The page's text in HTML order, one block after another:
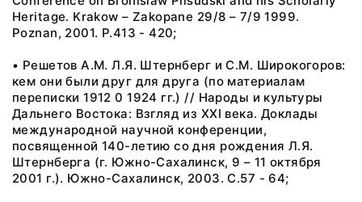
Heritage. Krakow – Zakopane 29/8 – 7/9 1999.
Poznan, 2001. P.413 - 420;
• Решетов А.М. Л.Я. Штернберг и С.М. Широкогоров:
кем они были друг для друга (по материалам
переписки 1912 0 1924 гг.) // Народы и культуры
Дальнего Востока: Взгляд из XXI века. Доклады
международной научной конференции,
посвященной 140-летию со дня рождения Л.Я.
Штернберга (г. Южно-Сахалинск, 9 – 11 октября
2001 г.). Южно-Сахалинск, 2003. С.57 - 64;